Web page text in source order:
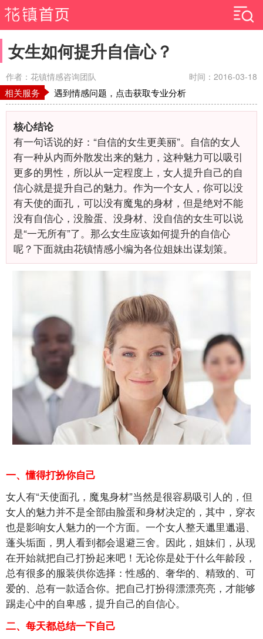
女生如何提升自信心？
作者：花镇情感咨询团队 时间：2016-03-18
相关服务 遇到情感问题，点击获取专业分析
核心结论
有一句话说的好：“自信的女生更美丽”。自信的女人
有一种从内而外散发出来的魅力，这种魅力可以吸引
更多的男性，所以从一定程度上，女人提升自己的自
信心就是提升自己的魅力。作为一个女人，你可以没
有天使的面孔，可以没有魔鬼的身材，但是绝对不能
没有自信心，没脸蛋、没身材、没自信的女生可以说
是“一无所有”了。那么女生应该如何提升的自信心
呢？下面就由花镇情感小编为各位姐妹出谋划策。
一、懂得打扮你自己
女人有“天使面孔，魔鬼身材”当然是很容易吸引人的，但
女人的魅力并不是全部由脸蛋和身材决定的，其中，穿衣
也是影响女人魅力的一个方面。一个女人整天邋里邋遢、
蓬头垢面，男人看到都会退避三舍。因此，姐妹们，从现
在开始就把自己打扮起来吧！无论你是处于什么年龄段，
总有很多的服装供你选择：性感的、奢华的、精致的、可
爱的、总有一款适合你。把自己打扮得漂漂亮亮，才能够
踢走心中的自卑感，提升自己的自信心。
二、每天都总结一下自己